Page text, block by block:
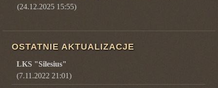
(24.12.2025 15:55)
OSTATNIE AKTUALIZACJE
LKS "Silesius"
(7.11.2022 21:01)